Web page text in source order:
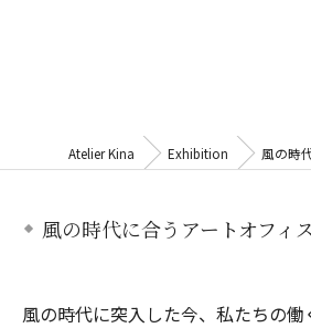
Atelier Kina Exhibition 風の時
風の時代に合うアートオフィ
風の時代に突入した今、私たちの